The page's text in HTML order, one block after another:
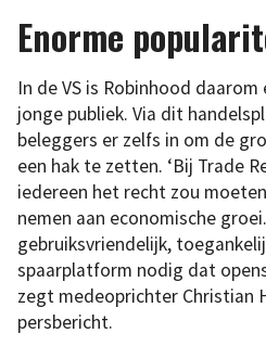
Enorme
In de VS is Robinhood
jonge publiek. Via dit
beleggers er zelfs in om de
een hak te zetten. ‘Bij Trade
iedereen het recht zou
nemen aan economische
gebruiksvriendelijk,
spaarplatform nodig dat
zegt medeoprichter Christian
persbericht.